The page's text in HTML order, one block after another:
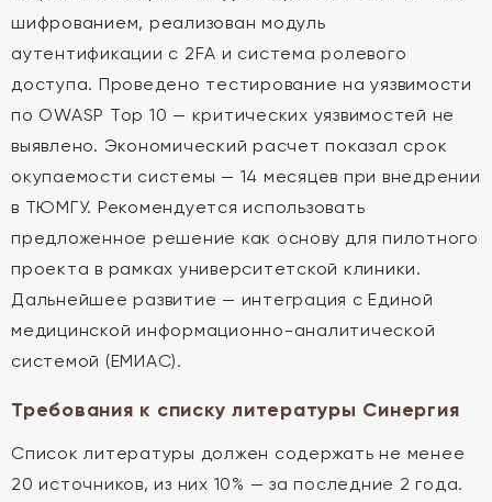
шифрованием, реализован модуль
аутентификации с 2FA и система ролевого
доступа. Проведено тестирование на уязвимости
по OWASP Top 10 — критических уязвимостей не
выявлено. Экономический расчет показал срок
окупаемости системы — 14 месяцев при внедрении
в ТЮМГУ. Рекомендуется использовать
предложенное решение как основу для пилотного
проекта в рамках университетской клиники.
Дальнейшее развитие — интеграция с Единой
медицинской информационно-аналитической
системой (ЕМИАС).
Требования к списку литературы Синергия
Список литературы должен содержать не менее
20 источников, из них 10% — за последние 2 года.